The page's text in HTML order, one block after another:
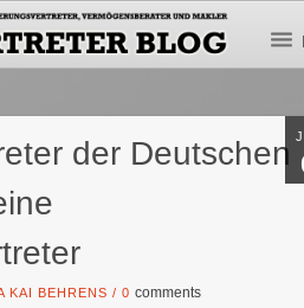
der Deutschen
KAI BEHRENS /0comments